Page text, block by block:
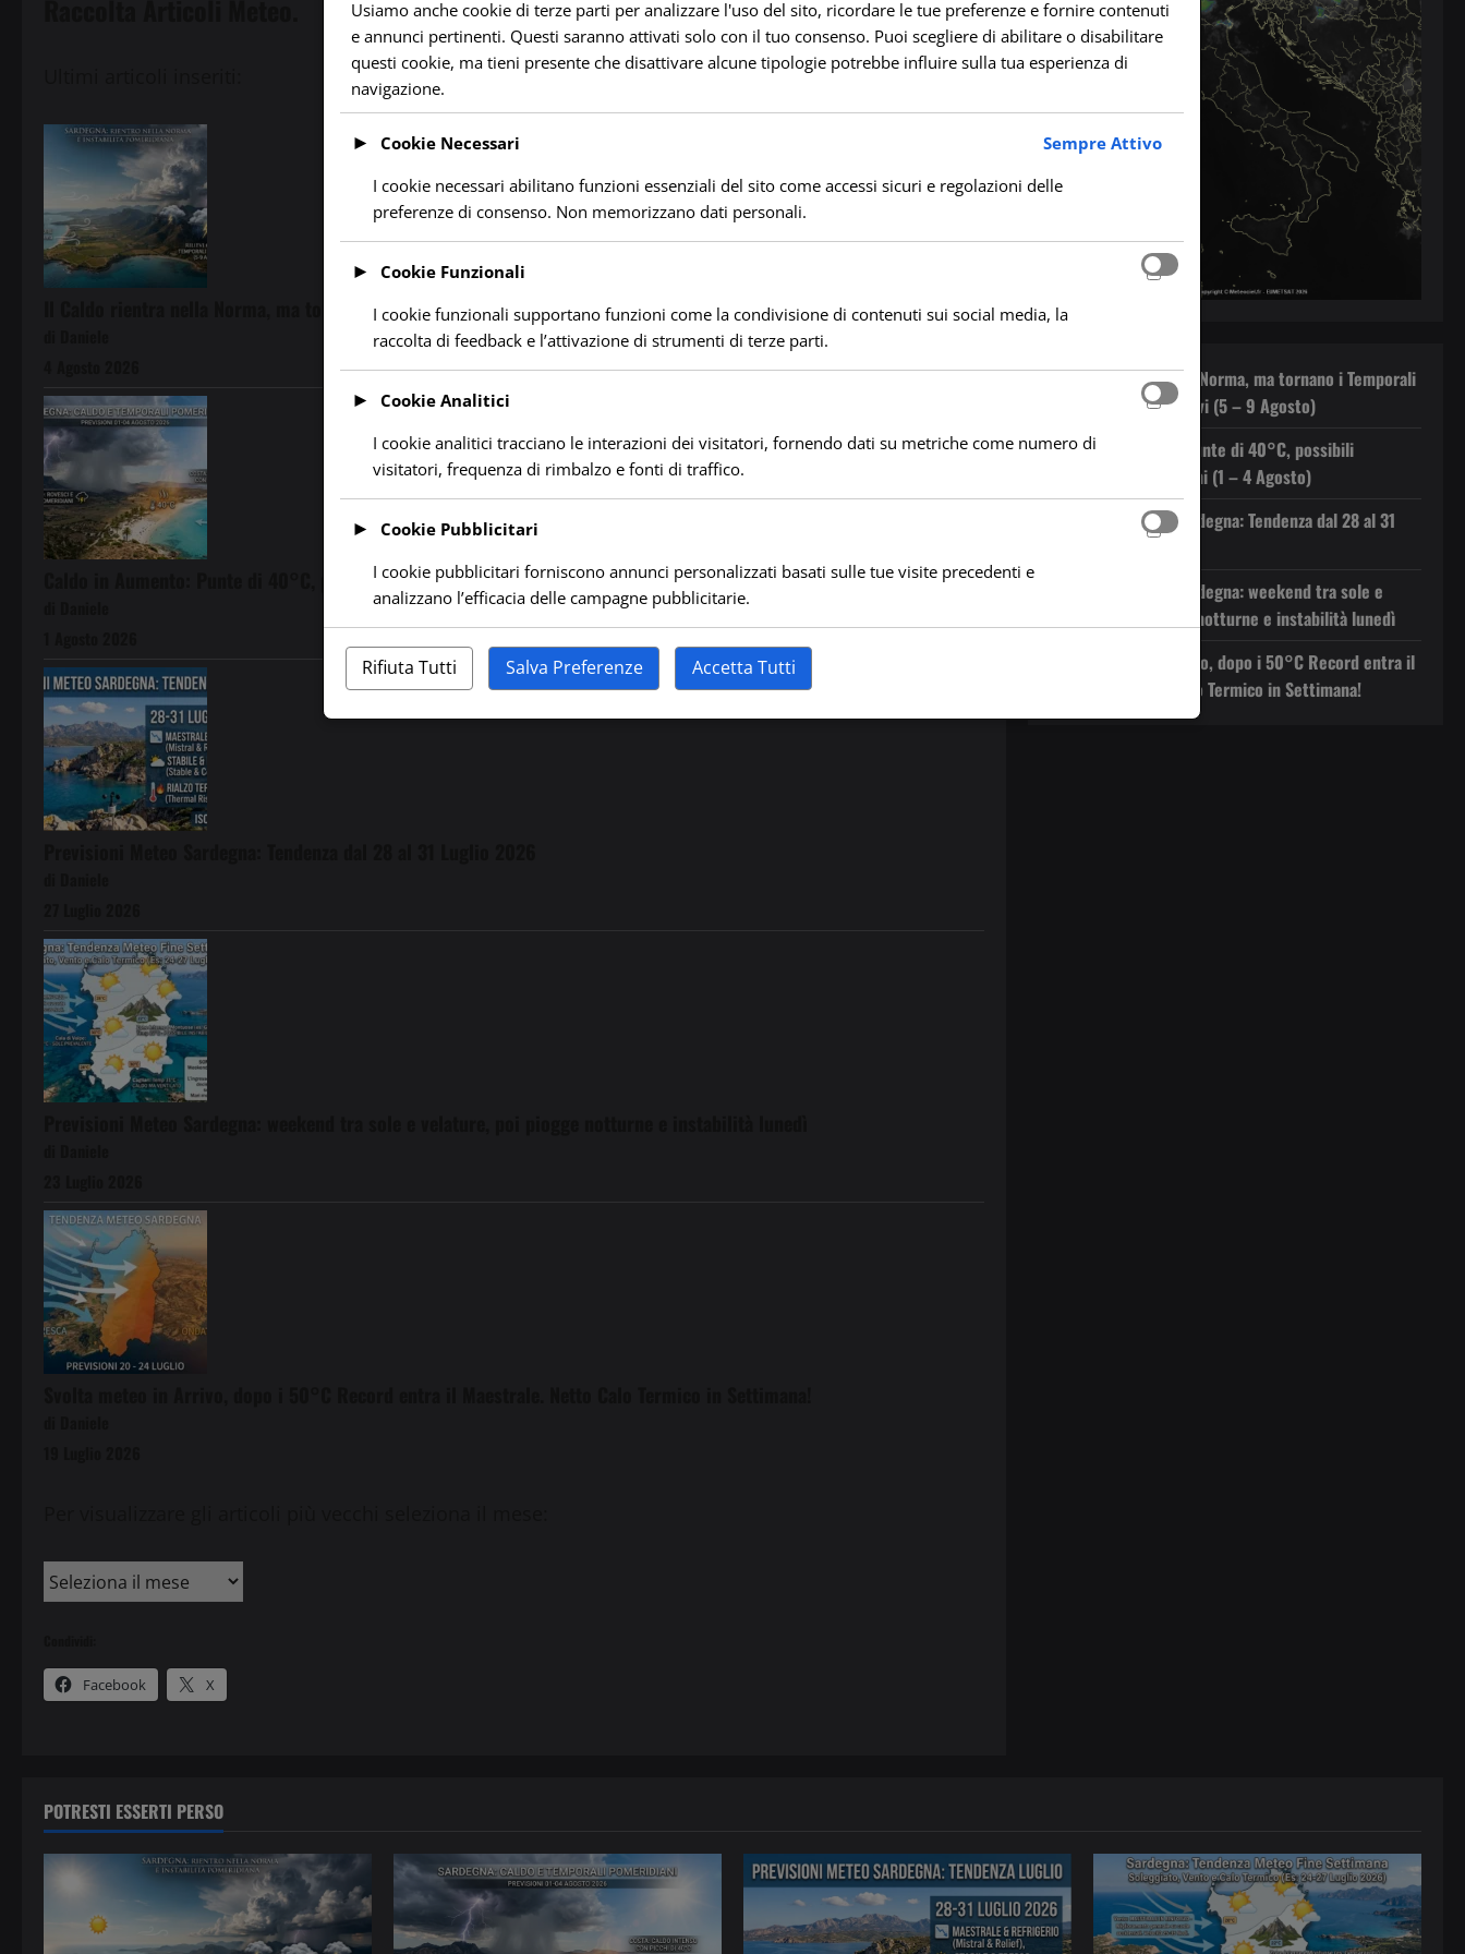
Il Caldo rientra nella Norma, ma tornano i Temporali Pomeridiani sui Rilievi (5 – 9 Agosto)
Caldo in Aumento: Punte di 40°C, possibili Temporali Pomeridiani (1 – 4 Agosto)
Facebook X
Il Caldo rientra nella Norma, ma tornano i Temporali
Pomeridiani sui Rilievi (5 – 9 Agosto)
Caldo in Aumento: Punte di 40°C, possibili
Temporali Pomeridiani (1 – 4 Agosto)
Previsioni Meteo Sardegna: Tendenza dal 28 al 31
Previsioni Meteo Sardegna: weekend tra sole e
velature, poi piogge notturne e instabilità lunedì
Svolta meteo in Arrivo, dopo i 50°C Record entra il
Maestrale. Netto Calo Termico in Settimana!
POTRESTI ESSERTI PERSO
Usiamo anche cookie di terze parti per analizzare l'uso del sito, ricordare le tue preferenze e fornire contenuti
e annunci pertinenti. Questi saranno attivati solo con il tuo consenso. Puoi scegliere di abilitare o disabilitare
questi cookie, ma tieni presente che disattivare alcune tipologie potrebbe influire sulla tua esperienza di
navigazione.
► Cookie Necessari
Sempre Attivo
I cookie necessari abilitano funzioni essenziali del sito come accessi sicuri e regolazioni delle
preferenze di consenso. Non memorizzano dati personali.
►
Cookie Funzionali
I cookie funzionali supportano funzioni come la condivisione di contenuti sui social media, la
raccolta di feedback e l’attivazione di strumenti di terze parti.
►
Cookie Analitici
I cookie analitici tracciano le interazioni dei visitatori, fornendo dati su metriche come numero di
visitatori, frequenza di rimbalzo e fonti di traffico.
►
Cookie Pubblicitari
I cookie pubblicitari forniscono annunci personalizzati basati sulle tue visite precedenti e
analizzano l’efficacia delle campagne pubblicitarie.
Rifiuta Tutti Salva Preferenze Accetta Tutti